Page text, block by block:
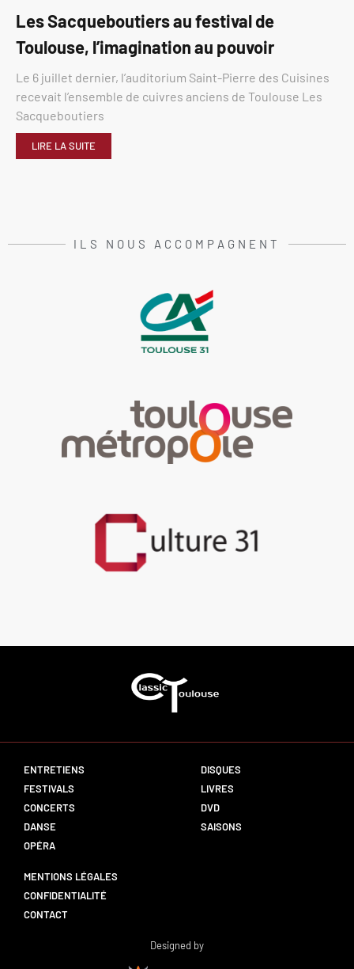
Les Sacqueboutiers au festival de
Toulouse, l’imagination au pouvoir
Le 6 juillet dernier, l’auditorium Saint-Pierre des Cuisines
recevait l’ensemble de cuivres anciens de Toulouse Les
Sacqueboutiers
LIRE LA SUITE
ILS NOUS ACCOMPAGNENT
ENTRETIENS
FESTIVALS
CONCERTS
DANSE
OPÉRA
DISQUES
LIVRES
DVD
SAISONS
MENTIONS LÉGALES
CONFIDENTIALITÉ
CONTACT
Designed by